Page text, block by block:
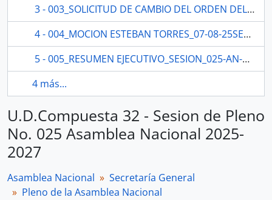
3 - 003_SOLICITUD DE CAMBIO DEL ORDEN DEL DIA SILVIA NUÑEZ_06-08-25SESION DEL PLENO N 025 ASAMBLEA NACIONAL 2025-2027
4 - 004_MOCION ESTEBAN TORRES_07-08-25SESION DEL PLENO N 025 ASAMBLEA NACIONAL 2025-2027
5 - 005_RESUMEN EJECUTIVO_SESION_025-AN-2025-2029SESION DEL PLENO N 025 ASAMBLEA NACIONAL 2025-2027
4 más...
U.D.Compuesta 32 - Sesion de Pleno
No. 025 Asamblea Nacional 2025-
2027
Asamblea Nacional
Secretaría General
Pleno de la Asamblea Nacional